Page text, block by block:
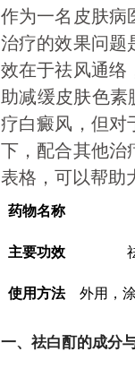
作为一名皮肤病
治疗的效果问题
效在于祛风通络
助减缓皮肤色素
疗白癜风，但对
下，配合其他治
表格，可以帮助
药物名称
主要功效
使用方法
外用，
一、祛白酊的成分